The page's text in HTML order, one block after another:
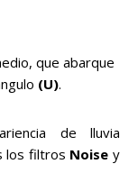
que abarque
(U).
de lluvia
los filtros Noise y